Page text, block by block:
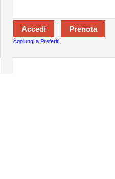
Aggiungi a Preferiti